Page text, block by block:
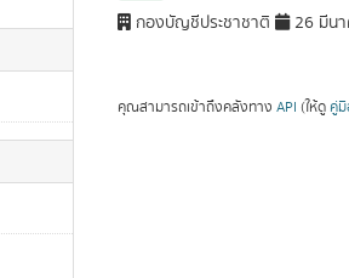
กองบัญชีประชาชาติ 26 มีน
คุณสามารถเข้าถึงคลังทาง API (ให้ดู คู่